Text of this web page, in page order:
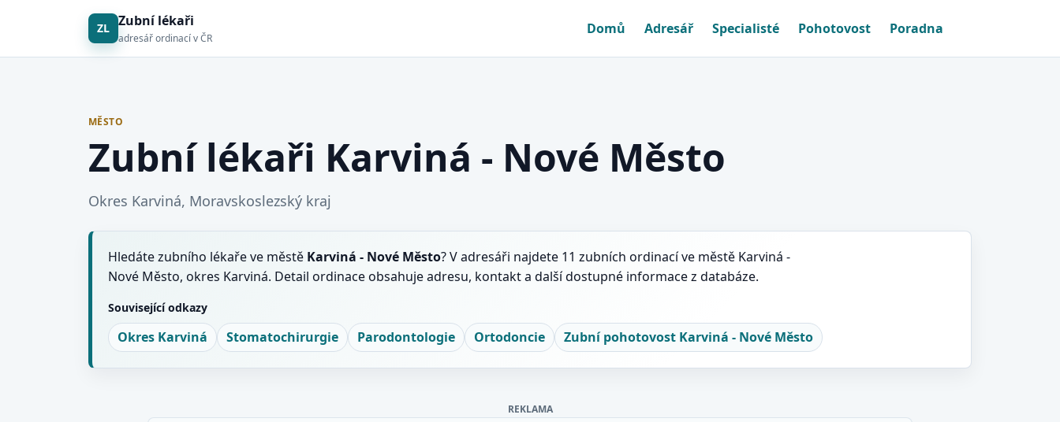
ZL Zubní lékaři
adresář ordinací v ČR
Domů Adresář Specialisté Pohotovost Poradna
MĚSTO
Zubní lékaři Karviná - Nové Město
Okres Karviná, Moravskoslezský kraj
Hledáte zubního lékaře ve městě Karviná - Nové Město? V adresáři najdete 11 zubních ordinací ve městě Karviná -
Nové Město, okres Karviná. Detail ordinace obsahuje adresu, kontakt a další dostupné informace z databáze.
Související odkazy
Okres Karviná Stomatochirurgie Parodontologie Ortodoncie Zubní pohotovost Karviná - Nové Město
REKLAMA